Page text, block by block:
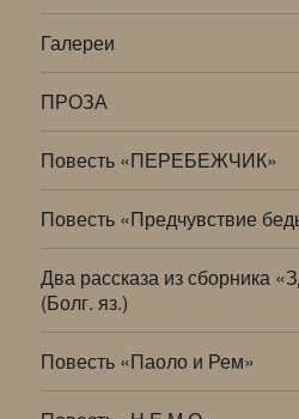
Галереи
ПРОЗА
Повесть «ПЕРЕБЕЖЧИК»
Повесть «Предчувствие
Два рассказа из сборника
(Болг. яз.)
Повесть «Паоло и Рем»